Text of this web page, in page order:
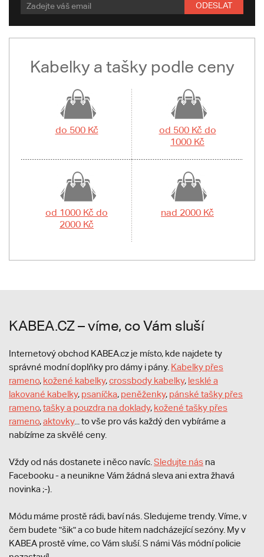
ODESLAT
Kabelky a tašky podle ceny
do 500 Kč
od 500 Kč do
1000 Kč
od 1000 Kč do
2000 Kč
nad 2000 Kč
KABEA.CZ – víme, co Vám sluší
Internetový obchod KABEA.cz je místo, kde najdete ty
správné modní doplňky pro dámy i pány. Kabelky přes
rameno, kožené kabelky,crossbody kabelky, lesklé a
lakované kabelky, psaníčka, peněženky, pánské tašky přes
rameno,tašky a pouzdra na doklady, kožené tašky přes
rameno,aktovky... to vše pro vás každý den vybíráme a
nabízíme za skvělé ceny.
Vždy od nás dostanete i něco navíc. Sledujte nás na
Facebooku - a neunikne Vám žádná sleva ani extra žhavá
novinka ;-).
Módu máme prostě rádi, baví nás. Sledujeme trendy. Víme, v
čem budete "šik" a co bude hitem nadcházející sezóny. My v
KABEA prostě víme, co Vám sluší. S námi Vás módní policie